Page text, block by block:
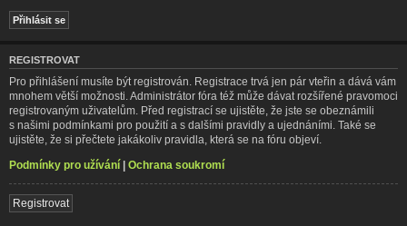
REGISTROVAT
Pro přihlášení musíte být registrován. Registrace trvá jen pár vteřin a dává vám
mnohem větší možnosti. Administrátor fóra též může dávat rozšířené pravomoci
registrovaným uživatelům. Před registrací se ujistěte, že jste se obeznámili
s našimi podmínkami pro použití a s dalšími pravidly a ujednáními. Také se
ujistěte, že si přečtete jakákoliv pravidla, která se na fóru objeví.
Podmínky pro užívání | Ochrana soukromí
Registrovat